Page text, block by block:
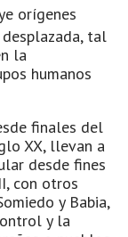
orígenes
tal
la
humanos
finales del
XX, llevan a
desde fines
con otros
y Babia,
y la